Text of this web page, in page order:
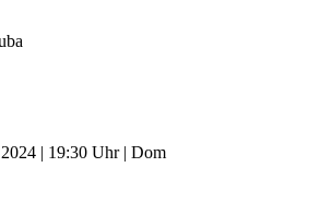
| 19:30 Uhr | Dom